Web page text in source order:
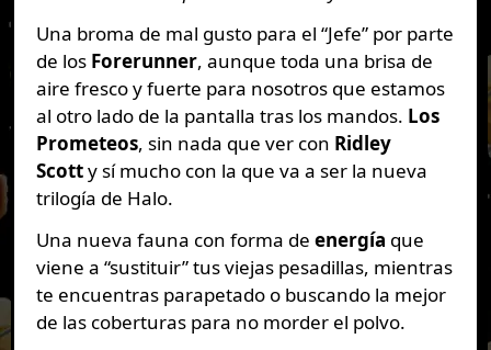
Una broma de mal gusto para el “Jefe” por parte
de los Forerunner, aunque toda una brisa de
aire fresco y fuerte para nosotros que estamos
al otro lado de la pantalla tras los mandos. Los
Prometeos, sin nada que ver con Ridley
Scotty sí mucho con la que va a ser la nueva
trilogía de Halo.
Una nueva fauna con forma de energía que
viene a “sustituir” tus viejas pesadillas, mientras
te encuentras parapetado o buscando la mejor
de las coberturas para no morder el polvo.